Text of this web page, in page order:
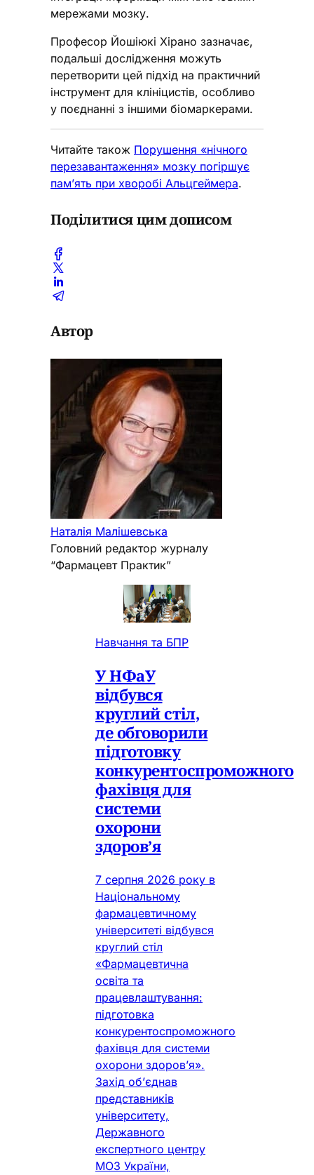
мережами мозку.
Професор Йошіюкі Хірано зазначає,
подальші дослідження можуть
перетворити цей підхід на практичний
інструмент для клініцистів, особливо
у поєднанні з іншими біомаркерами.
Читайте також Порушення «нічного
перезавантаження» мозку погіршує
пам’ять при хворобі Альцгеймера.
Поділитися цим дописом
Автор
Наталія Малішевська
Головний редактор журналу
“Фармацевт Практик”
Навчання та БПР
У НФаУ
відбувся
круглий стіл,
де обговорили
підготовку
конкурентоспроможного
фахівця для
системи
охорони
здоров’я
7 серпня 2026 року в
Національному
фармацевтичному
університеті відбувся
круглий стіл
«Фармацевтична
освіта та
працевлаштування:
підготовка
конкурентоспроможного
фахівця для системи
охорони здоров’я».
Захід об’єднав
представників
університету,
Державного
експертного центру
МОЗ України,